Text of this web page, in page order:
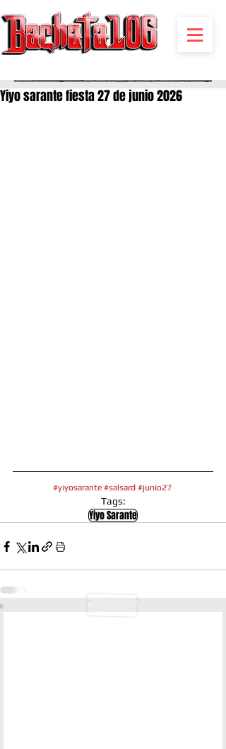
Yiyo sarante fiesta 27 de junio 2026
#yiyosarante #salsard #junio27
Tags:
Yiyo Sarante